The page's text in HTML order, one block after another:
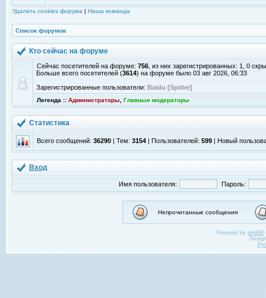
Удалить cookies форума | Наша команда
Список форумов
Кто сейчас на форуме
Сейчас посетителей на форуме: 756 , из них зарегистрированных: 1, 0
Больше всего посетителей (3614) на форуме было 03 авг 2026, 06:33
Зарегистрированные пользователи: Baidu [Spider]
Легенда :: Администраторы Главные модераторы
Статистика
Всего сообщений: 36290 | Тем: 3154 | Пользователей: 599 | Новый
Вход
Имя пользователя: Пароль:
Непрочитанные сообщения
Powered by phpBB